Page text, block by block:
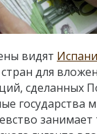
видят
для
сделанных
государства
занимает